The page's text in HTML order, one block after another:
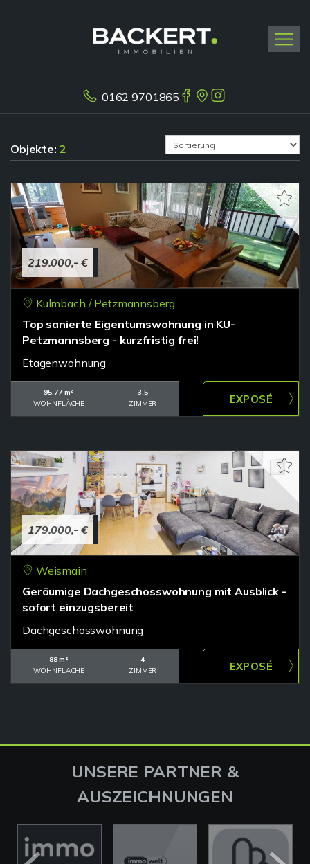
0162 9701865
Objekte: 2
219.000,- €
Kulmbach / Petzmannsberg
Top sanierte Eigentumswohnung in KU-
Petzmannsberg - kurzfristig frei!
Etagenwohnung
95,77 m²
WOHNFLÄCHE
3,5
ZIMMER
179.000,- €
Weismain
Geräumige Dachgeschosswohnung mit Ausblick -
sofort einzugsbereit
Dachgeschosswohnung
88 m²
WOHNFLÄCHE
4
ZIMMER
UNSERE PARTNER &
AUSZEICHNUNGEN